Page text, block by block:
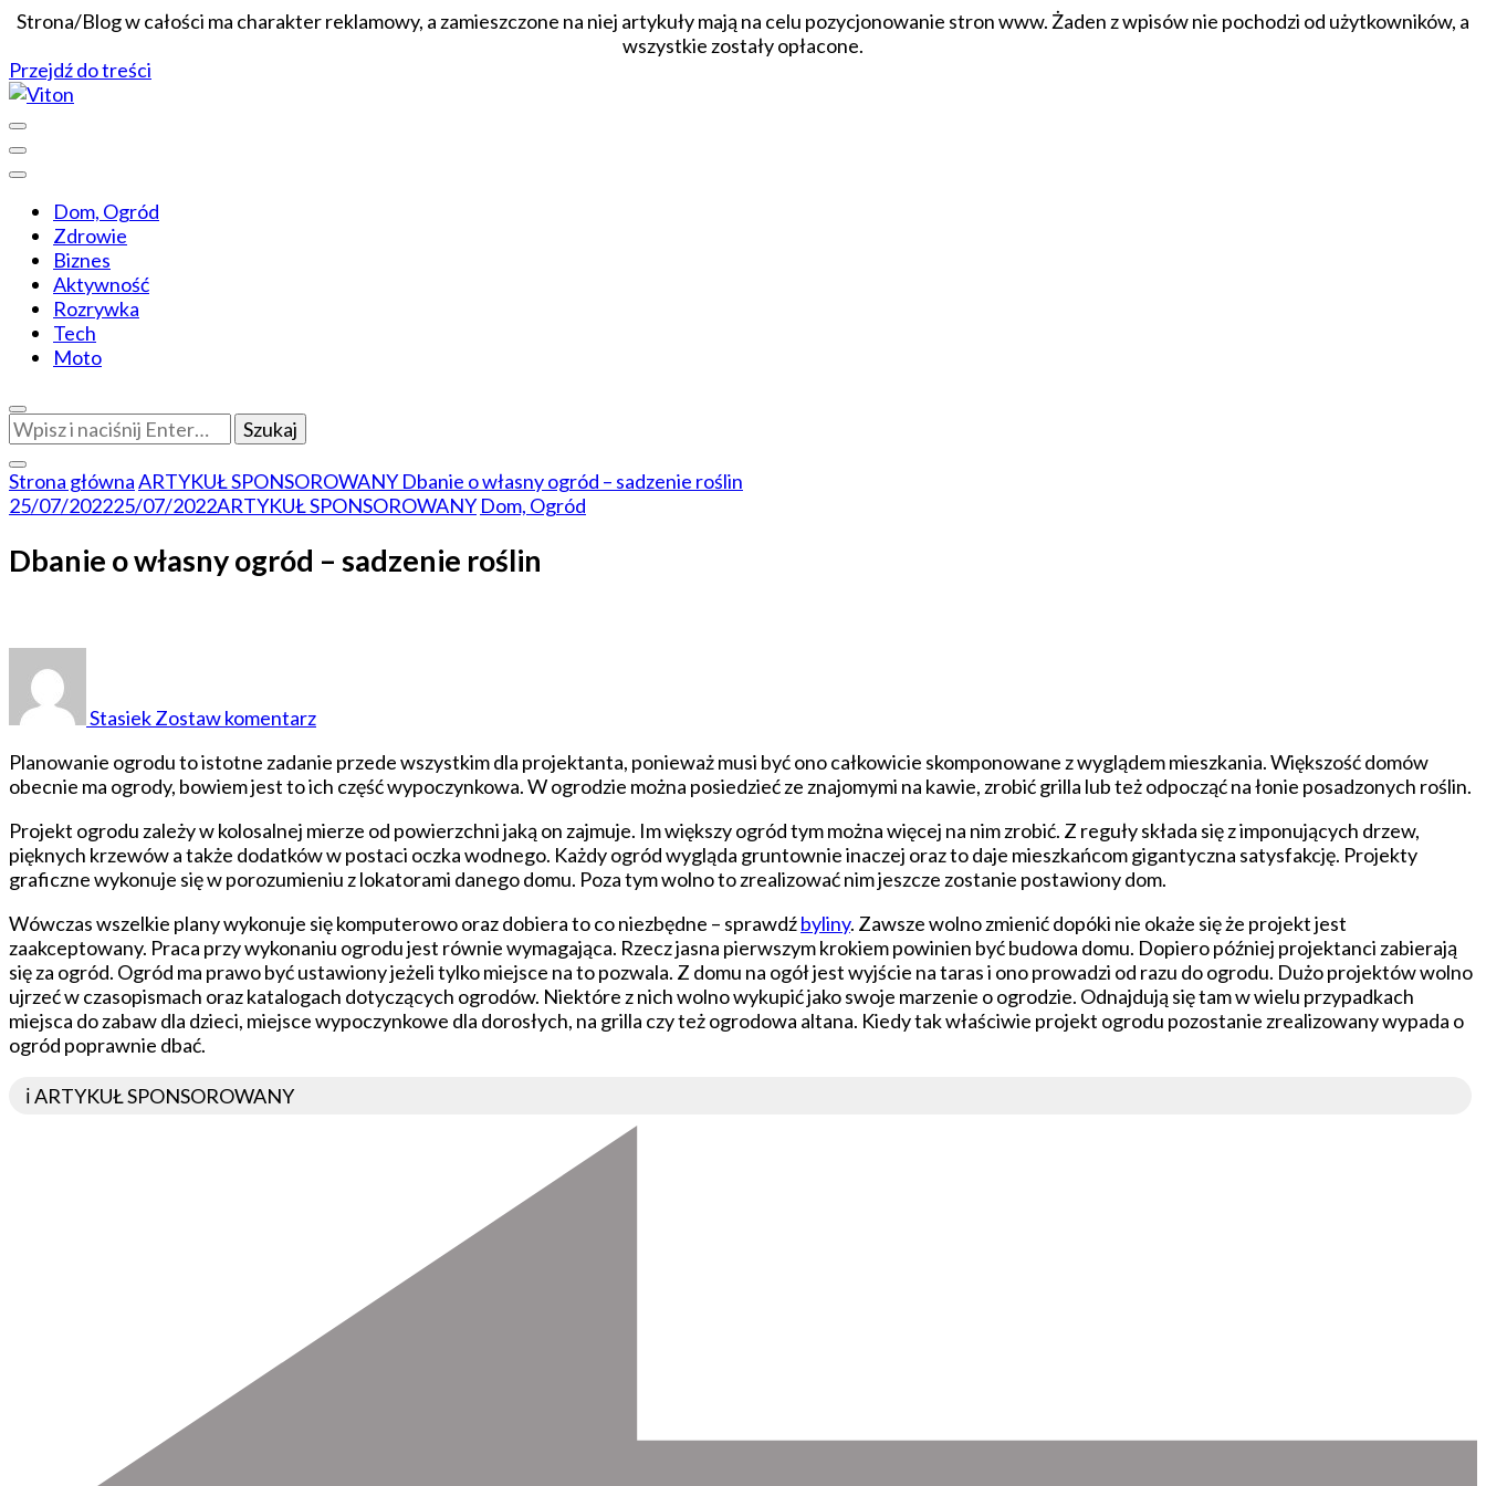
Strona/Blog w całości ma charakter reklamowy, a zamieszczone na niej artykuły mają na celu pozycjonowanie stron www. Żaden z wpisów nie pochodzi od użytkowników, a
wszystkie zostały opłacone.
Przejdź do treści
Viton
Dom, Ogród
Zdrowie
Biznes
Aktywność
Rozrywka
Tech
Moto
Szukasz
czegoś?
Strona głównaARTYKUŁ SPONSOROWANYDbanie o własny ogród – sadzenie roślin
25/07/202225/07/2022ARTYKUŁ SPONSOROWANY Dom, Ogród
Dbanie o własny ogród – sadzenie roślin
StasiekZostaw komentarz
własny
ogród
–
sadzenie
roślin
Planowanie ogrodu to istotne zadanie przede wszystkim dla projektanta, ponieważ musi być ono całkowicie skomponowane z wyglądem mieszkania. Większość domów
obecnie ma ogrody, bowiem jest to ich część wypoczynkowa. W ogrodzie można posiedzieć ze znajomymi na kawie, zrobić grilla lub też odpocząć na łonie posadzonych roślin.
Projekt ogrodu zależy w kolosalnej mierze od powierzchni jaką on zajmuje. Im większy ogród tym można więcej na nim zrobić. Z reguły składa się z imponujących drzew,
pięknych krzewów a także dodatków w postaci oczka wodnego. Każdy ogród wygląda gruntownie inaczej oraz to daje mieszkańcom gigantyczna satysfakcję. Projekty
graficzne wykonuje się w porozumieniu z lokatorami danego domu. Poza tym wolno to zrealizować nim jeszcze zostanie postawiony dom.
Wówczas wszelkie plany wykonuje się komputerowo oraz dobiera to co niezbędne – sprawdźbyliny. Zawsze wolno zmienić dopóki nie okaże się że projekt jest
zaakceptowany. Praca przy wykonaniu ogrodu jest równie wymagająca. Rzecz jasna pierwszym krokiem powinien być budowa domu. Dopiero później projektanci zabierają
się za ogród. Ogród ma prawo być ustawiony jeżeli tylko miejsce na to pozwala. Z domu na ogół jest wyjście na taras i ono prowadzi od razu do ogrodu. Dużo projektów wolno
ujrzeć w czasopismach oraz katalogach dotyczących ogrodów. Niektóre z nich wolno wykupić jako swoje marzenie o ogrodzie. Odnajdują się tam w wielu przypadkach
miejsca do zabaw dla dzieci, miejsce wypoczynkowe dla dorosłych, na grilla czy też ogrodowa altana. Kiedy tak właściwie projekt ogrodu pozostanie zrealizowany wypada o
ogród poprawnie dbać.
ℹ️ ARTYKUŁ SPONSOROWANY